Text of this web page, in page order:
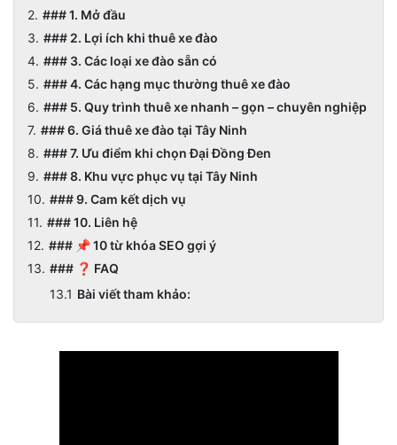
### 1. Mở đầu
### 2. Lợi ích khi thuê xe đào
### 3. Các loại xe đào sẵn có
### 4. Các hạng mục thường thuê xe đào
### 5. Quy trình thuê xe nhanh – gọn – chuyên nghiệp
### 6. Giá thuê xe đào tại Tây Ninh
### 7. Ưu điểm khi chọn Đại Đồng Đen
### 8. Khu vực phục vụ tại Tây Ninh
### 9. Cam kết dịch vụ
### 10. Liên hệ
### 📌 10 từ khóa SEO gợi ý
### ❓ FAQ
Bài viết tham khảo: